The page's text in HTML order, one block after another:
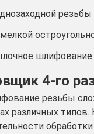
4-го
резьбы
различных типов.